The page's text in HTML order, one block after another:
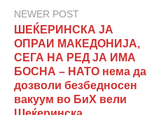
NEWER POST
ШЕЌЕРИНСКА ЈА
ОПРАИ МАКЕДОНИЈА,
СЕГА НА РЕД ЈА ИМА
БОСНА – НАТО нема да
дозволи безбедносен
вакуум во БиХ вели